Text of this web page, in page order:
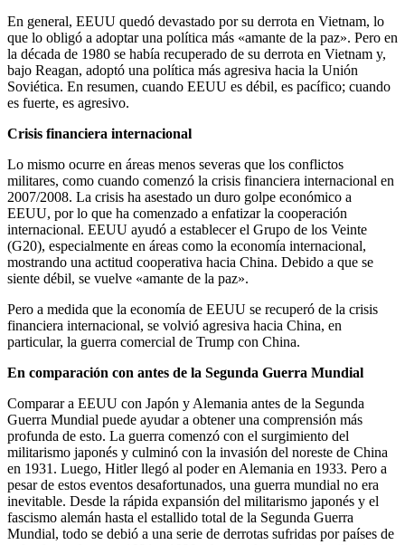
En general, EEUU quedó devastado por su derrota en Vietnam, lo
que lo obligó a adoptar una política más «amante de la paz». Pero en
la década de 1980 se había recuperado de su derrota en Vietnam y,
bajo Reagan, adoptó una política más agresiva hacia la Unión
Soviética. En resumen, cuando EEUU es débil, es pacífico; cuando
es fuerte, es agresivo.
Crisis financiera internacional
Lo mismo ocurre en áreas menos severas que los conflictos
militares, como cuando comenzó la crisis financiera internacional en
2007/2008. La crisis ha asestado un duro golpe económico a
EEUU, por lo que ha comenzado a enfatizar la cooperación
internacional. EEUU ayudó a establecer el Grupo de los Veinte
(G20), especialmente en áreas como la economía internacional,
mostrando una actitud cooperativa hacia China. Debido a que se
siente débil, se vuelve «amante de la paz».
Pero a medida que la economía de EEUU se recuperó de la crisis
financiera internacional, se volvió agresiva hacia China, en
particular, la guerra comercial de Trump con China.
En comparación con antes de la Segunda Guerra Mundial
Comparar a EEUU con Japón y Alemania antes de la Segunda
Guerra Mundial puede ayudar a obtener una comprensión más
profunda de esto. La guerra comenzó con el surgimiento del
militarismo japonés y culminó con la invasión del noreste de China
en 1931. Luego, Hitler llegó al poder en Alemania en 1933. Pero a
pesar de estos eventos desafortunados, una guerra mundial no era
inevitable. Desde la rápida expansión del militarismo japonés y el
fascismo alemán hasta el estallido total de la Segunda Guerra
Mundial, todo se debió a una serie de derrotas sufridas por países de